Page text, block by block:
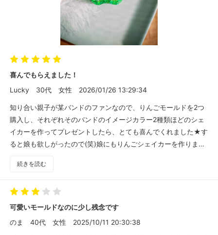
喜んでもらえました！
Lucky
30代 女性 2026/01/26 13:29:34
知り合い親子が某バンドのファンなので、りんごモールドを2つ
購入し、それぞれそのバンドのイメージカラー2種類ほどのシェ
イカーを作ってプレゼントしたら、とても喜んでくれました★す
ると娘も欲しがったので(笑)娘にもりんごシェイカーを作りまし
ルも入れてみようと思います！
続きを読む
可愛いモールドなのに少し残念です
のま
40代 女性 2025/10/11 20:30:38